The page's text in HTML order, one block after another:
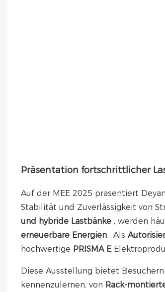
Präsentation fortschrittlicher
Auf der MEE 2025 präsentiert
Stabilität und Zuverlässigkeit von
und hybride Lastbänke , werden
erneuerbare Energien . Als
hochwertige PRISMA E
Diese Ausstellung bietet
kennenzulernen, von Rack-